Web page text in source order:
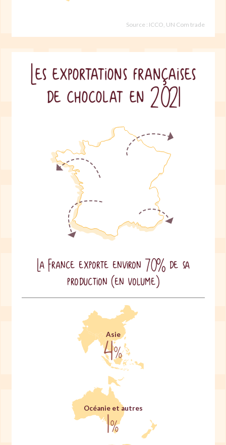
Source : ICCO, UN Com trade
Les exportations françaises
de chocolat en 2021
La France exporte environ 70% de sa
production (en volume)
Asie
4%
Océanie et autres
1%